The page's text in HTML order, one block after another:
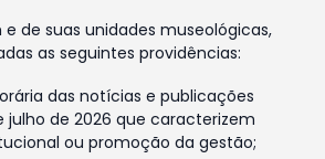
de suas unidades museológicas,
as seguintes providências:
das notícias e publicações
julho de 2026 que caracterizem
ou promoção da gestão;